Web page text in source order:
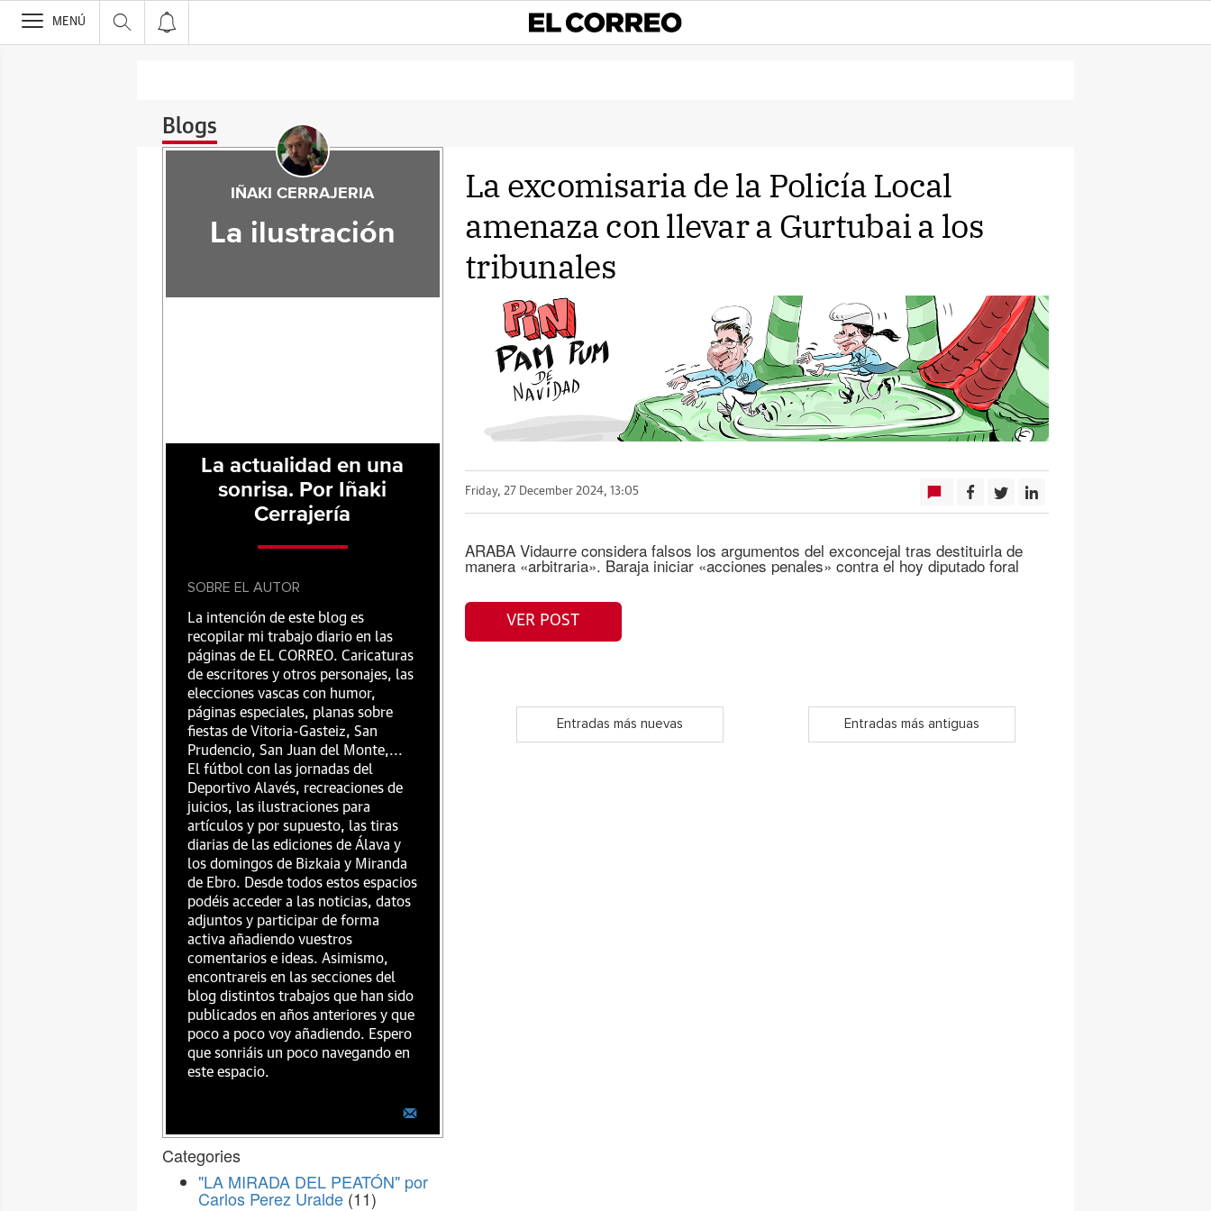
>
MENÚ
Blogs
La excomisaria de la Policía Local
amenaza con llevar a Gurtubai a los
tribunales
Friday, 27 December 2024, 13:05
ARABA Vidaurre considera falsos los argumentos del exconcejal tras destituirla de
manera «arbitraria». Baraja iniciar «acciones penales» contra el hoy diputado foral
VER POST
Entradas más nuevas Entradas más antiguas
IÑAKI CERRAJERIA
La ilustración
La actualidad en una
sonrisa. Por Iñaki
Cerrajería
SOBRE EL AUTOR
La intención de este blog es
recopilar mi trabajo diario en las
páginas de EL CORREO. Caricaturas
de escritores y otros personajes, las
elecciones vascas con humor,
páginas especiales, planas sobre
fiestas de Vitoria-Gasteiz, San
Prudencio, San Juan del Monte,...
El fútbol con las jornadas del
Deportivo Alavés, recreaciones de
juicios, las ilustraciones para
artículos y por supuesto, las tiras
diarias de las ediciones de Álava y
los domingos de Bizkaia y Miranda
de Ebro. Desde todos estos espacios
podéis acceder a las noticias, datos
adjuntos y participar de forma
activa añadiendo vuestros
comentarios e ideas. Asimismo,
encontrareis en las secciones del
blog distintos trabajos que han sido
publicados en años anteriores y que
poco a poco voy añadiendo. Espero
que sonriáis un poco navegando en
este espacio.
Categories
"LA MIRADA DEL PEATÓN" por
Carlos Perez Uralde (11)